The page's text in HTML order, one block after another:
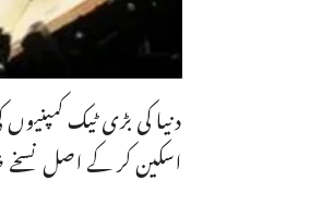
دنیا کی بڑی ٹیک
اسکین کر کے اصل